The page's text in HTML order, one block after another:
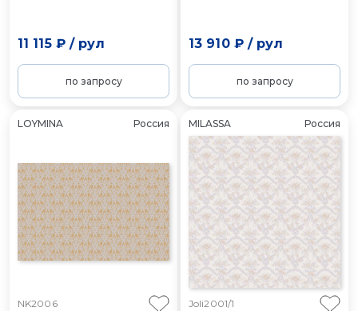
11 115 ₽/ рул
по запросу
13 910 ₽/ рул
по запросу
LOYMINA Россия
NK2006
MILASSA Россия
Joli2001/1